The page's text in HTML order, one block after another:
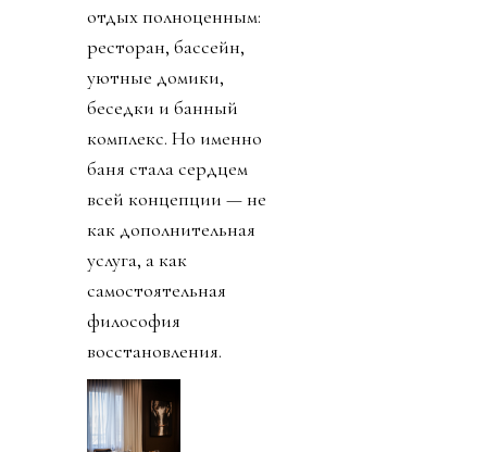
отдых полноценным:
ресторан, бассейн,
уютные домики,
беседки и банный
комплекс. Но именно
баня стала сердцем
всей концепции — не
как дополнительная
услуга, а как
самостоятельная
философия
восстановления.